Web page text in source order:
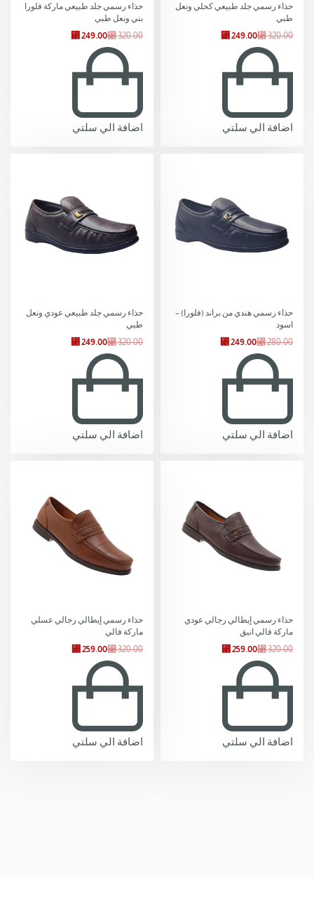
حذاء رسمي جلد طبيعي كحلي ونعل
طبي
⃁320.00
⃁ 249.00
اضافة الي سلتي
حذاء رسمي جلد طبيعي ماركة فلورا
بني ونعل طبي
⃁320.00
⃁ 249.00
اضافة الي سلتي
حذاء رسمي هندي من براند (فلورا) –
اسود
⃁280.00
⃁ 249.00
اضافة الي سلتي
حذاء رسمي جلد طبيعي عودي ونعل
طبي
⃁320.00
⃁ 249.00
اضافة الي سلتي
حذاء رسمي إيطالي رجالي عودي
ماركة فالي انيق
⃁320.00
⃁ 259.00
اضافة الي سلتي
حذاء رسمي إيطالي رجالي عسلي
ماركة فالي
⃁320.00
⃁ 259.00
اضافة الي سلتي